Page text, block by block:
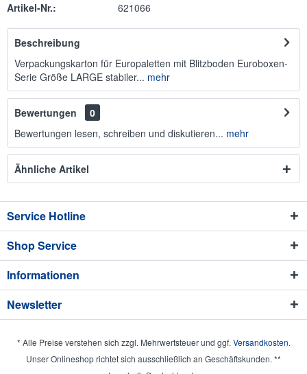
Artikel-Nr.: 621066
Beschreibung
Verpackungskarton für Europaletten mit Blitzboden Euroboxen-
Serie Größe LARGE stabiler... mehr
Bewertungen
0
Bewertungen lesen, schreiben und diskutieren... mehr
Ähnliche Artikel
Service Hotline
Shop Service
Informationen
Newsletter
* Alle Preise verstehen sich zzgl. Mehrwertsteuer und ggf. Versandkosten.
Unser Onlineshop richtet sich ausschließlich an Geschäftskunden. **